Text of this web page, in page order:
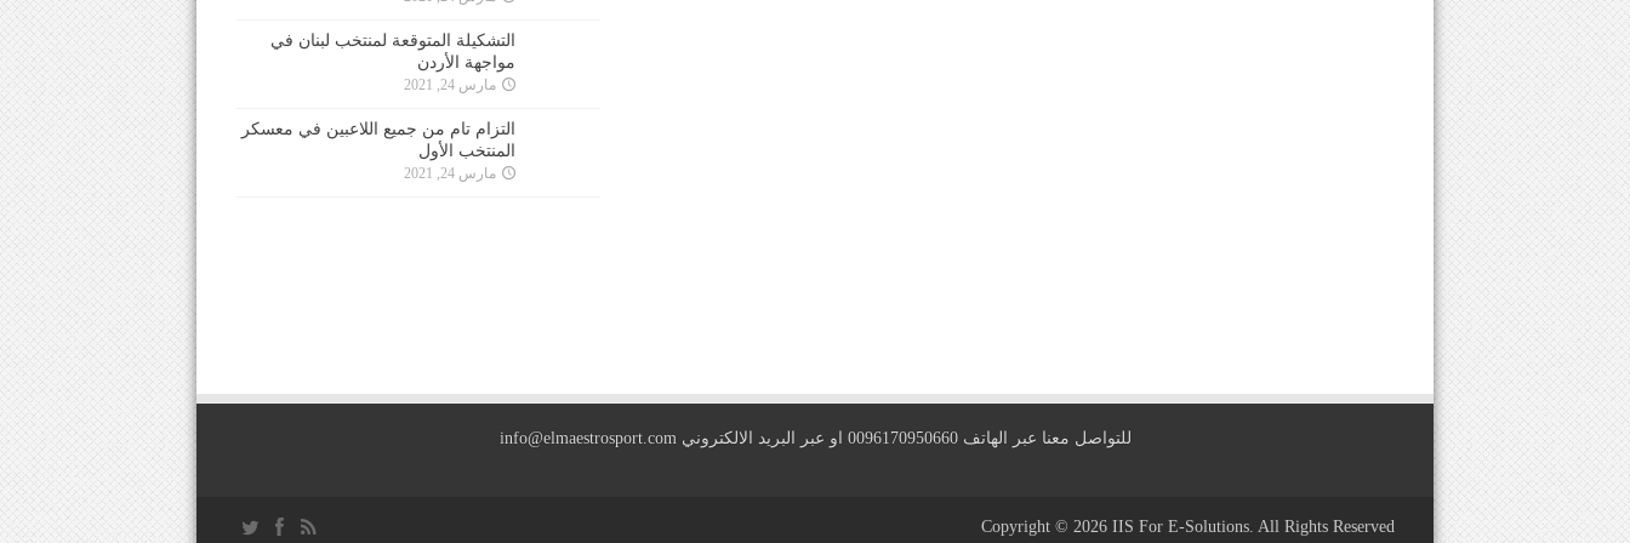
التشكيلة المتوقعة لمنتخب لبنان في
مواجهة الأردن
مارس 24, 2021
التزام تام من جميع اللاعبين في معسكر
المنتخب الأول
مارس 24, 2021
للتواصل معنا عبر الهاتف 0096170950660 او عبر البريد الالكتروني info@elmaestrosport.com
Copyright © 2026 IIS For E-Solutions. All Rights Reserved